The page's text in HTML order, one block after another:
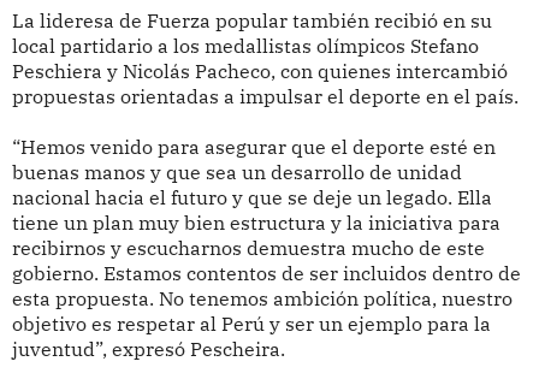
La lideresa de Fuerza popular también recibió en su
local partidario a los medallistas olímpicos Stefano
Peschiera y Nicolás Pacheco, con quienes intercambió
propuestas orientadas a impulsar el deporte en el país.
“Hemos venido para asegurar que el deporte esté en
buenas manos y que sea un desarrollo de unidad
nacional hacia el futuro y que se deje un legado. Ella
tiene un plan muy bien estructura y la iniciativa para
recibirnos y escucharnos demuestra mucho de este
gobierno. Estamos contentos de ser incluidos dentro de
esta propuesta. No tenemos ambición política, nuestro
objetivo es respetar al Perú y ser un ejemplo para la
juventud”, expresó Pescheira.